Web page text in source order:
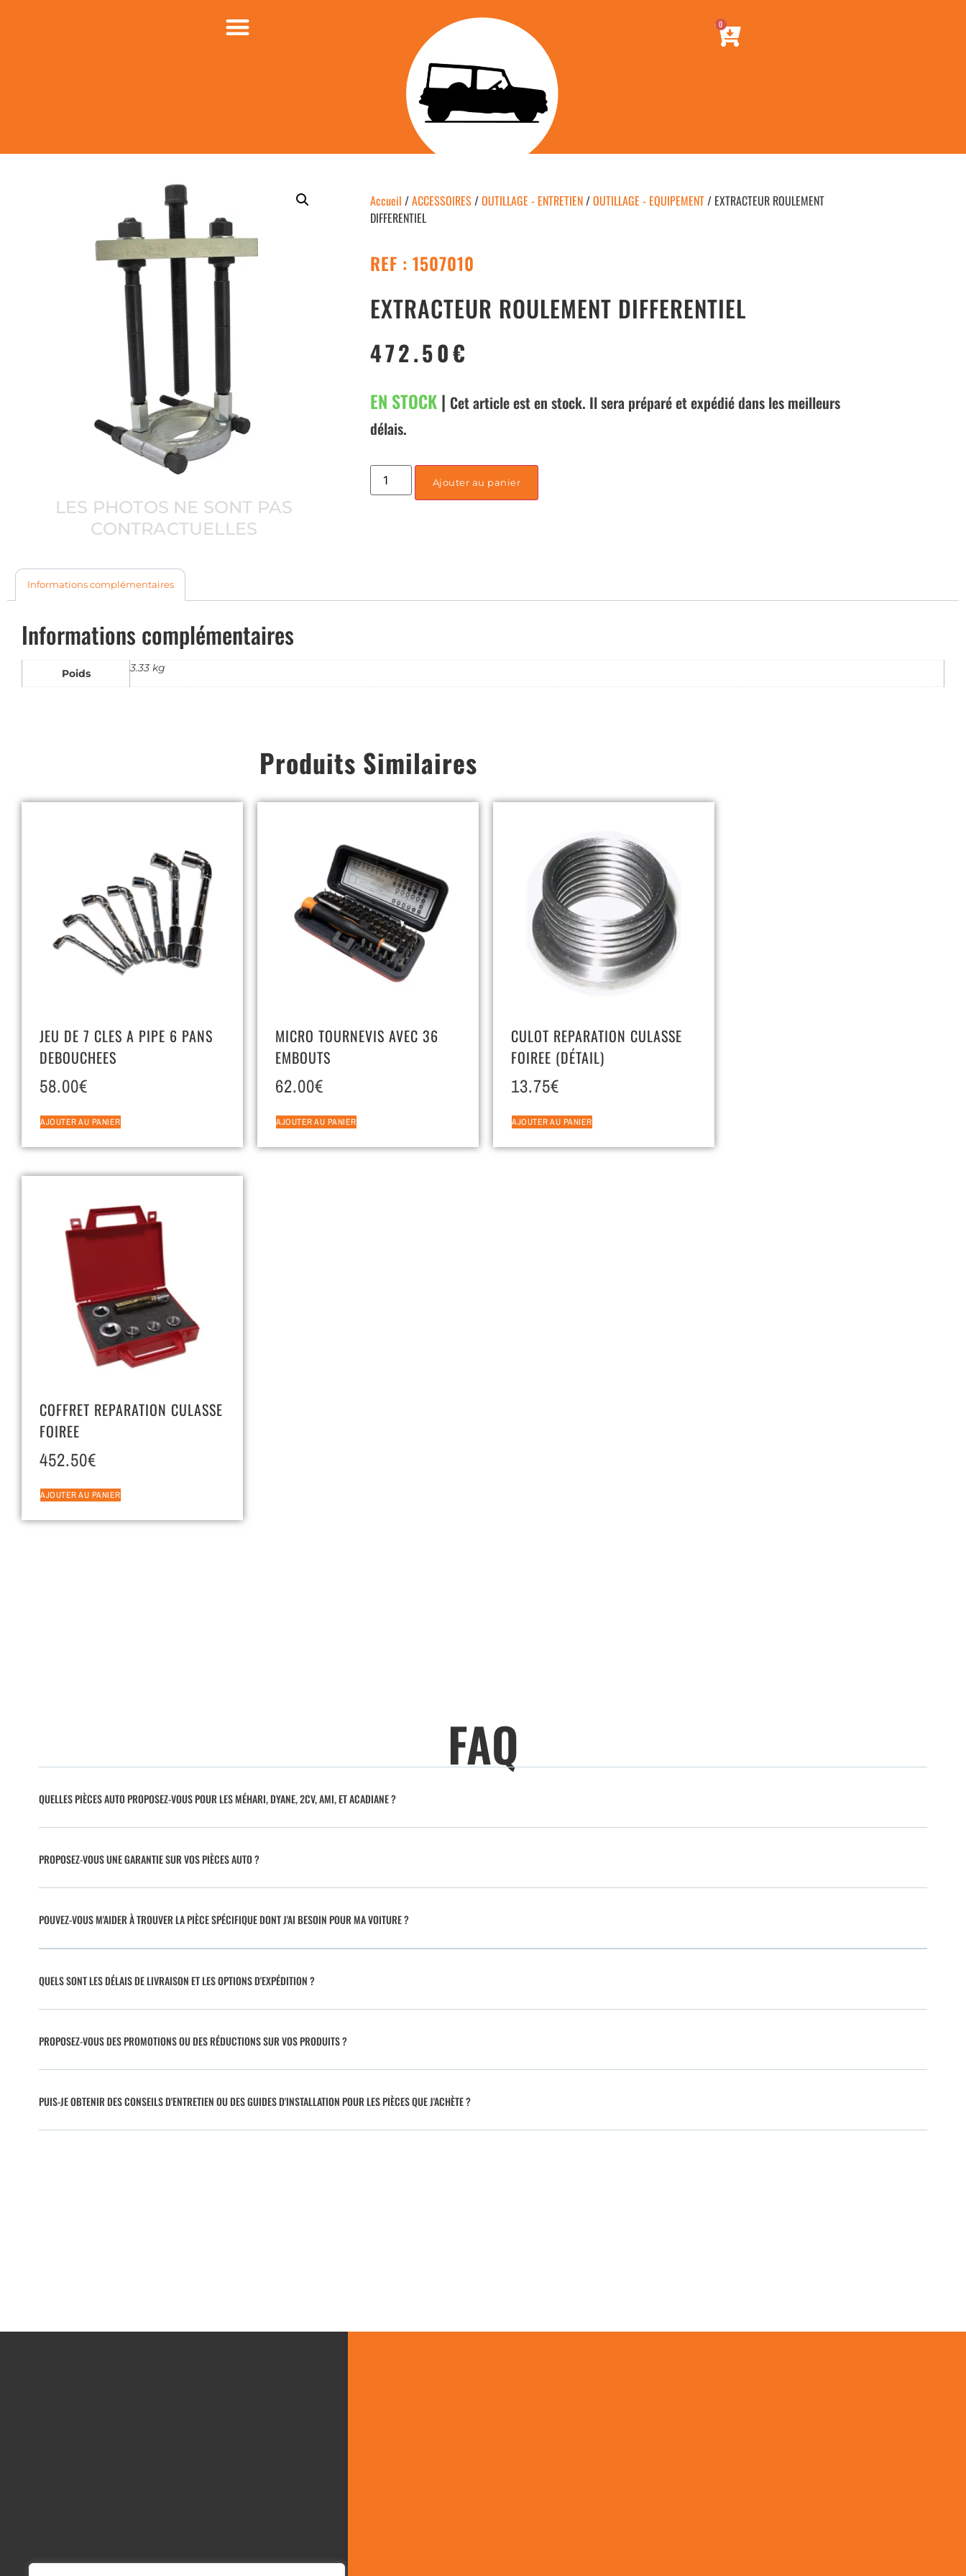
0
LES PHOTOS NE SONT PAS
CONTRACTUELLES
Accueil /ACCESSOIRES/OUTILLAGE - ENTRETIEN/OUTILLAGE - EQUIPEMENT/ EXTRACTEUR ROULEMENT
DIFFERENTIEL
REF : 1507010
EXTRACTEUR ROULEMENT DIFFERENTIEL
472.50€
EN STOCK| Cet article est en stock. Il sera préparé et expédié dans les meilleurs
délais.
Ajouter au panier
Informations complémentaires
Informations complémentaires
Poids 3.33 kg
Produits Similaires
JEU DE 7 CLES A PIPE 6 PANS
DEBOUCHEES
58.00€
AJOUTER AU PANIER
MICRO TOURNEVIS AVEC 36
EMBOUTS
62.00€
AJOUTER AU PANIER
CULOT REPARATION CULASSE
FOIREE (DÉTAIL)
13.75€
AJOUTER AU PANIER
COFFRET REPARATION CULASSE
FOIREE
452.50€
AJOUTER AU PANIER
FAQ
QUELLES PIÈCES AUTO PROPOSEZ-VOUS POUR LES MÉHARI, DYANE, 2CV, AMI, ET ACADIANE ?
PROPOSEZ-VOUS UNE GARANTIE SUR VOS PIÈCES AUTO ?
POUVEZ-VOUS M'AIDER À TROUVER LA PIÈCE SPÉCIFIQUE DONT J'AI BESOIN POUR MA VOITURE ?
QUELS SONT LES DÉLAIS DE LIVRAISON ET LES OPTIONS D'EXPÉDITION ?
PROPOSEZ-VOUS DES PROMOTIONS OU DES RÉDUCTIONS SUR VOS PRODUITS ?
PUIS-JE OBTENIR DES CONSEILS D'ENTRETIEN OU DES GUIDES D'INSTALLATION POUR LES PIÈCES QUE J'ACHÈTE ?